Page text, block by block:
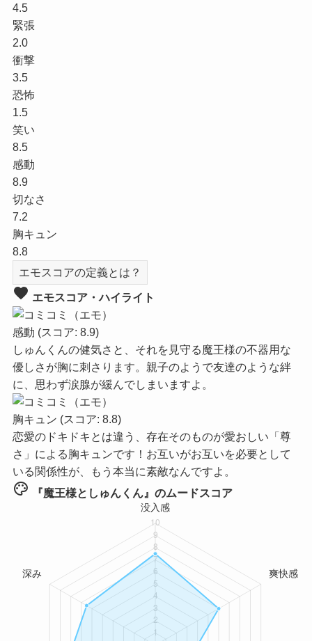
4.5
緊張
2.0
衝撃
3.5
恐怖
1.5
笑い
8.5
感動
8.9
切なさ
7.2
胸キュン
8.8
エモスコアの定義とは？
favorite エモスコア・ハイライト
感動 (スコア: 8.9)
しゅんくんの健気さと、それを見守る魔王様の不器用な
優しさが胸に刺さります。親子のようで友達のような絆
に、思わず涙腺が緩んでしまいますよ。
胸キュン (スコア: 8.8)
恋愛のドキドキとは違う、存在そのものが愛おしい「尊
さ」による胸キュンです！お互いがお互いを必要として
いる関係性が、もう本当に素敵なんですよ。
palette 『魔王様としゅんくん』のムードスコア